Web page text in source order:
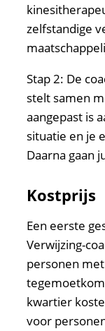
zelfstandige
Stap 2: De
stelt samen
aangepast is
situatie en je
Daarna gaan
Kostprijs
Een eerste
Verwijzing-
personen
kwartier
voor